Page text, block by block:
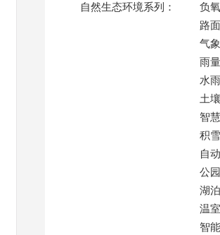
自然生态环境系列：
负
路
气
雨
水
土
智
积
自
公
湖
温
智